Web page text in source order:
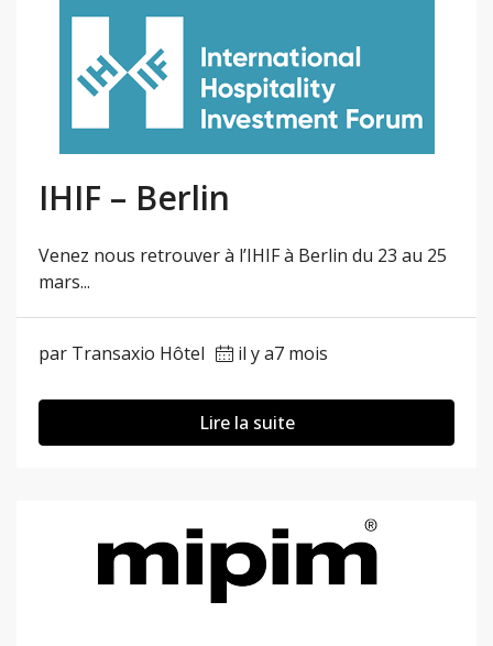
IHIF – Berlin
Venez nous retrouver à l’IHIF à Berlin du 23 au 25
mars...
par Transaxio Hôtel il y a7 mois
Lire la suite